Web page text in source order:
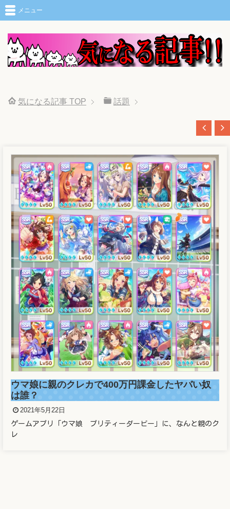
メニュー
気になる記事 TOP 話題
ウマ娘に親のクレカで400万円課金したヤバい奴
は誰？
2021年5月22日
ゲームアプリ「ウマ娘 プリティーダービー」に、なんと親のク
レ